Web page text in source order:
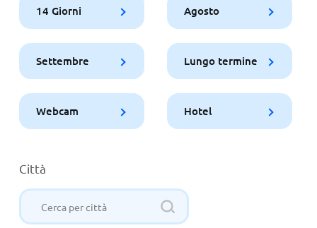
14 Giorni Agosto
Settembre Lungo termine
Webcam Hotel
Città